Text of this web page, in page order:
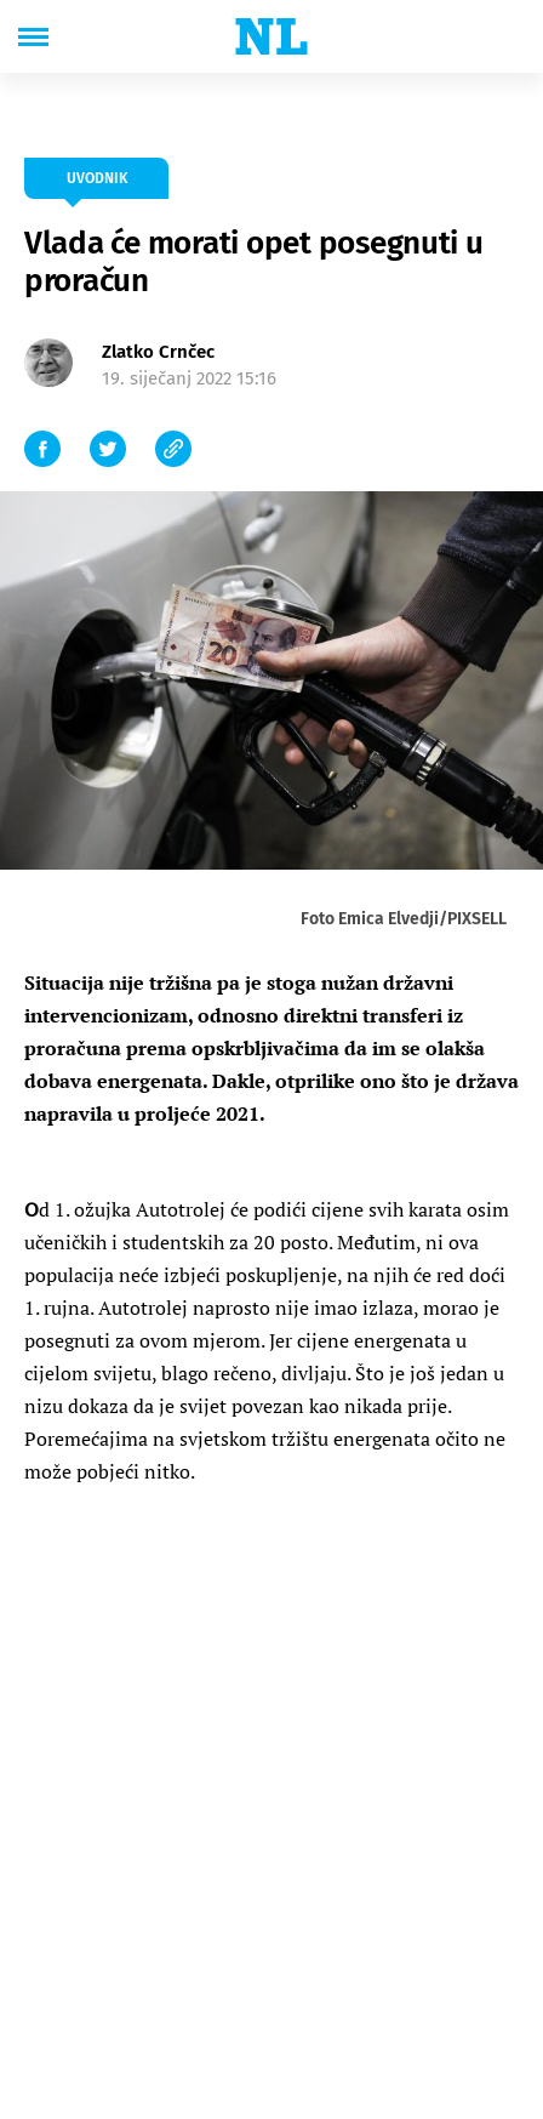
UVODNIK
Vlada će morati opet posegnuti u
proračun
Zlatko Crnčec
19. siječanj 2022 15:16
Foto Emica Elvedji/PIXSELL
Situacija nije tržišna pa je stoga nužan državni
intervencionizam, odnosno direktni transferi iz
proračuna prema opskrbljivačima da im se olakša
dobava energenata. Dakle, otprilike ono što je država
napravila u proljeće 2021.
Od 1. ožujka Autotrolej će podići cijene svih karata osim
učeničkih i studentskih za 20 posto. Međutim, ni ova
populacija neće izbjeći poskupljenje, na njih će red doći
1. rujna. Autotrolej naprosto nije imao izlaza, morao je
posegnuti za ovom mjerom. Jer cijene energenata u
cijelom svijetu, blago rečeno, divljaju. Što je još jedan u
nizu dokaza da je svijet povezan kao nikada prije.
Poremećajima na svjetskom tržištu energenata očito ne
može pobjeći nitko.